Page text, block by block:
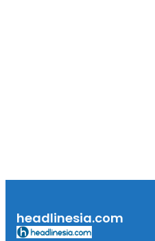
headlinesia.com